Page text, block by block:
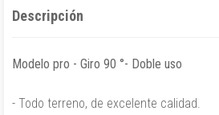
Descripción
Modelo pro - Giro 90 °- Doble uso
- Todo terreno, de excelente calidad.